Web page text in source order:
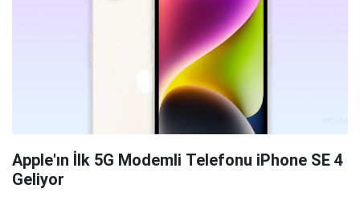
Apple'ın İlk 5G Modemli Telefonu iPhone SE 4
Geliyor